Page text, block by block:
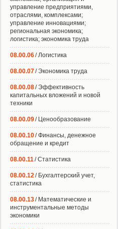
управление предприятиями,
отраслями, комплексами;
управление инновациями;
региональная экономика;
логистика; экономика труда
08.00.06/ Логистика
08.00.07/ Экономика труда
08.00.08/ Эффективность
капитальных вложений и новой
техники
08.00.09/ Ценообразование
08.00.10/ Финансы, денежное
обращение и кредит
08.00.11/ Статистика
08.00.12/ Бухгалтерский учет,
статистика
08.00.13/ Математические и
инструментальные методы
экономики